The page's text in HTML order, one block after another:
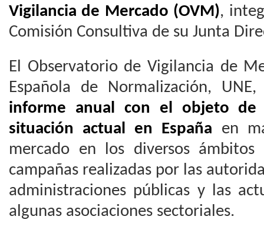
Vigilancia de Mercado (OVM),
Comisión Consultiva de su Junta
El Observatorio de Vigilancia de
Española de Normalización,
informe anual con el objeto
situación actual en España en
mercado en los diversos
campañas realizadas por las
administraciones públicas y las
algunas asociaciones sectoriales.